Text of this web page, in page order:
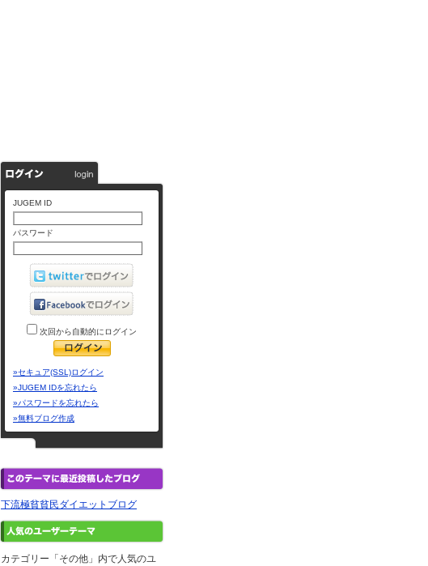
JUGEM ID
パスワード
次回から自動的にログイン
»セキュア(SSL)ログイン
»JUGEM IDを忘れたら
»パスワードを忘れたら
»無料ブログ作成
下流極貧貧民ダイエットブログ
カテゴリー「その他」内で人気のユ